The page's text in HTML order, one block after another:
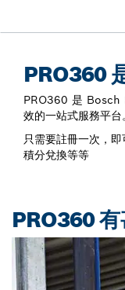
PRO360
PRO360 是 Bosch
效的一站式服務平台。
只需要註冊一次，
積分兌換等等
PRO360 有